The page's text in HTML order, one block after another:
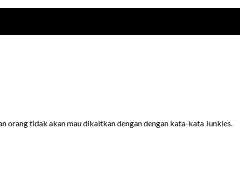
tidak akan mau dikaitkan dengan dengan kata-kata Junkies.